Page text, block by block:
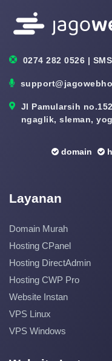
0274 282 0526 |
Jl Pamularsih
ngaglik, sleman,
domain
Layanan
Domain Murah
Hosting CPanel
Hosting DirectAdmin
Hosting CWP Pro
Website Instan
VPS Linux
VPS Windows